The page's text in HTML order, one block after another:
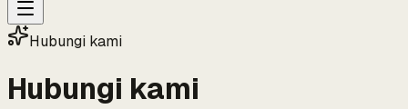
Hubungi kami
Hubungi kami